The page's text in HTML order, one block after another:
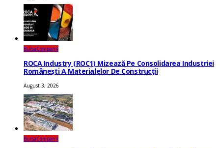
BursaCompanii
ROCA Industry (ROC1) Mizează Pe Consolidarea Industriei
Românești A Materialelor De Construcții
August 3, 2026
BursaCompanii